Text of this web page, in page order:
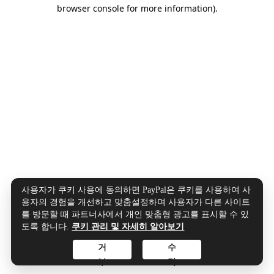
browser console for more information).
사용자가 쿠키 사용에 동의하면 PayPal은 쿠키를 사용하여 사
용자의 경험을 개선하고 맞춤설정하며 사용자가 다른 사이트
를 방문할 때 파트너사에서 개인 맞춤형 광고를 표시할 수 있
도록 합니다. 쿠키 관리 및 자세히 알아보기
수
락
거
부